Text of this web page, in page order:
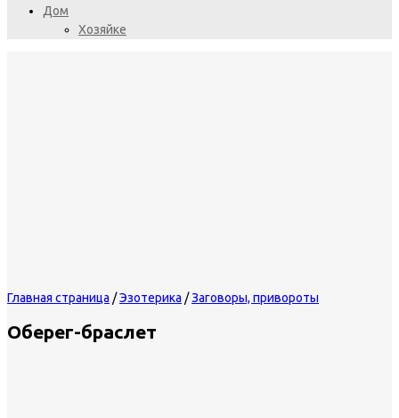
Дом
Хозяйке
Главная страница /Эзотерика /Заговоры, привороты
Оберег-браслет